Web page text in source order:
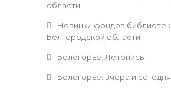
области
Новинки фондов библиотек
Белгородской области
Белогорье. Летопись
Белогорье: вчера и сегодня